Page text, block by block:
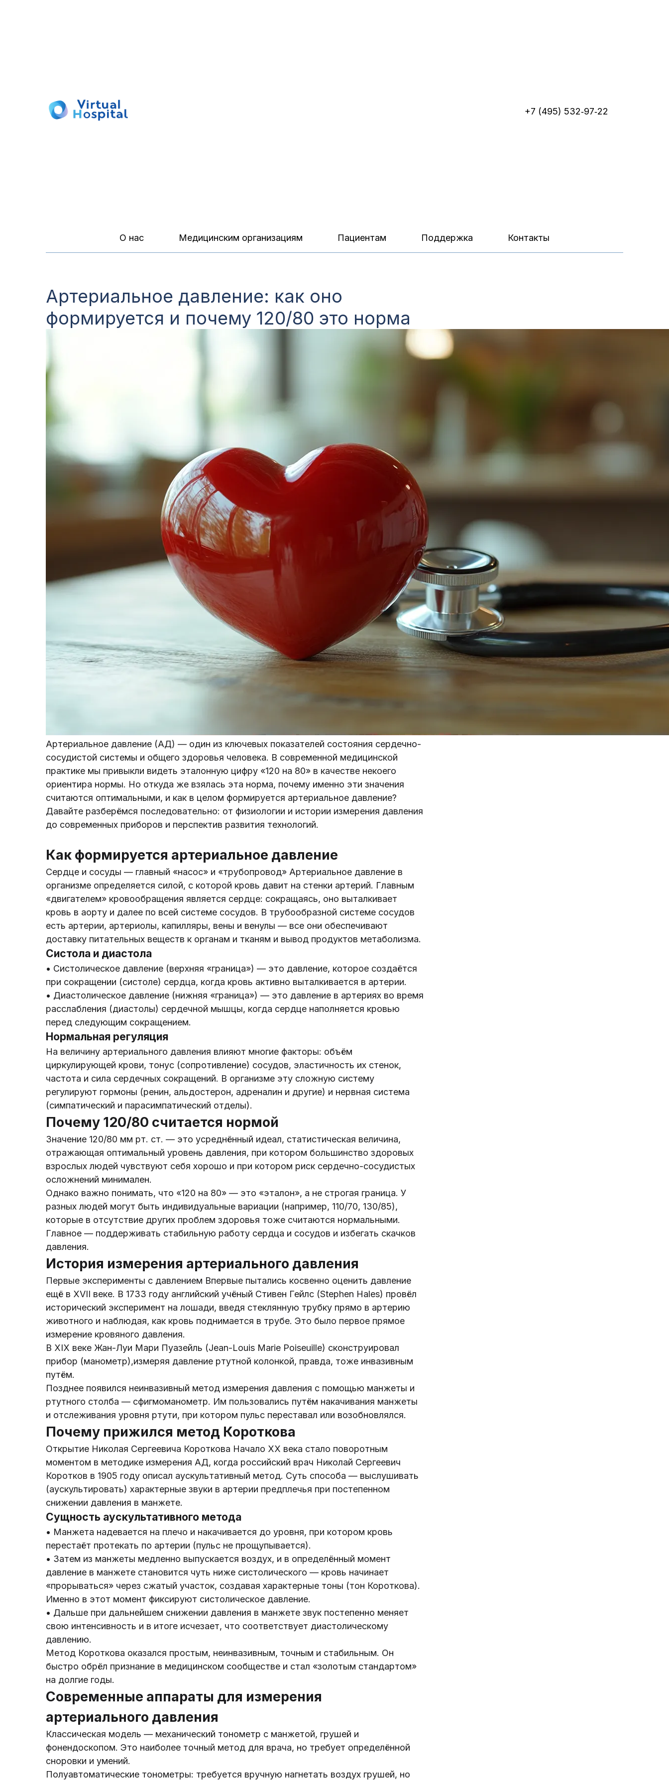
+7 (495) 532‑97‑22
О нас Медицинским организациям Пациентам Поддержка Контакты
Артериальное давление: как оно
формируется и почему 120/80 это норма
Артериальное давление (АД) — один из ключевых показателей состояния сердечно-
сосудистой системы и общего здоровья человека. В современной медицинской
практике мы привыкли видеть эталонную цифру «120 на 80» в качестве некоего
ориентира нормы. Но откуда же взялась эта норма, почему именно эти значения
считаются оптимальными, и как в целом формируется артериальное давление?
Давайте разберёмся последовательно: от физиологии и истории измерения давления
до современных приборов и перспектив развития технологий.
Как формируется артериальное давление
Сердце и сосуды — главный «насос» и «трубопровод» Артериальное давление в
организме определяется силой, с которой кровь давит на стенки артерий. Главным
«двигателем» кровообращения является сердце: сокращаясь, оно выталкивает
кровь в аорту и далее по всей системе сосудов. В трубообразной системе сосудов
есть артерии, артериолы, капилляры, вены и венулы — все они обеспечивают
доставку питательных веществ к органам и тканям и вывод продуктов метаболизма.
Систола и диастола
• Систолическое давление (верхняя «граница») — это давление, которое создаётся
при сокращении (систоле) сердца, когда кровь активно выталкивается в артерии.
• Диастолическое давление (нижняя «граница») — это давление в артериях во время
расслабления (диастолы) сердечной мышцы, когда сердце наполняется кровью
перед следующим сокращением.
Нормальная регуляция
На величину артериального давления влияют многие факторы: объём
циркулирующей крови, тонус (сопротивление) сосудов, эластичность их стенок,
частота и сила сердечных сокращений. В организме эту сложную систему
регулируют гормоны (ренин, альдостерон, адреналин и другие) и нервная система
(симпатический и парасимпатический отделы).
Почему 120/80 считается нормой
Значение 120/80 мм рт. ст. — это усреднённый идеал, статистическая величина,
отражающая оптимальный уровень давления, при котором большинство здоровых
взрослых людей чувствуют себя хорошо и при котором риск сердечно-сосудистых
осложнений минимален.
Однако важно понимать, что «120 на 80» — это «эталон», а не строгая граница. У
разных людей могут быть индивидуальные вариации (например, 110/70, 130/85),
которые в отсутствие других проблем здоровья тоже считаются нормальными.
Главное — поддерживать стабильную работу сердца и сосудов и избегать скачков
давления.
История измерения артериального давления
Первые эксперименты с давлением Впервые пытались косвенно оценить давление
ещё в XVII веке. В 1733 году английский учёный Стивен Гейлс (Stephen Hales) провёл
исторический эксперимент на лошади, введя стеклянную трубку прямо в артерию
животного и наблюдая, как кровь поднимается в трубе. Это было первое прямое
измерение кровяного давления.
В XIX веке Жан-Луи Мари Пуазейль (Jean-Louis Marie Poiseuille) сконструировал
прибор (манометр),измеряя давление ртутной колонкой, правда, тоже инвазивным
путём.
Позднее появился неинвазивный метод измерения давления с помощью манжеты и
ртутного столба — сфигмоманометр. Им пользовались путём накачивания манжеты
и отслеживания уровня ртути, при котором пульс переставал или возобновлялся.
Почему прижился метод Короткова
Открытие Николая Сергеевича Короткова Начало XX века стало поворотным
моментом в методике измерения АД, когда российский врач Николай Сергеевич
Коротков в 1905 году описал аускультативный метод. Суть способа — выслушивать
(аускультировать) характерные звуки в артерии предплечья при постепенном
снижении давления в манжете.
Сущность аускультативного метода
• Манжета надевается на плечо и накачивается до уровня, при котором кровь
перестаёт протекать по артерии (пульс не прощупывается).
• Затем из манжеты медленно выпускается воздух, и в определённый момент
давление в манжете становится чуть ниже систолического — кровь начинает
«прорываться» через сжатый участок, создавая характерные тоны (тон Короткова).
Именно в этот момент фиксируют систолическое давление.
• Дальше при дальнейшем снижении давления в манжете звук постепенно меняет
свою интенсивность и в итоге исчезает, что соответствует диастолическому
давлению.
Метод Короткова оказался простым, неинвазивным, точным и стабильным. Он
быстро обрёл признание в медицинском сообществе и стал «золотым стандартом»
на долгие годы.
Современные аппараты для измерения
артериального давления
Классическая модель — механический тонометр с манжетой, грушей и
фонендоскопом. Это наиболее точный метод для врача, но требует определённой
сноровки и умений.
Полуавтоматические тонометры: требуется вручную нагнетать воздух грушей, но